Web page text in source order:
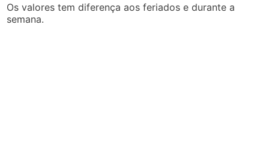
Os valores tem diferença aos feriados e durante a
semana.